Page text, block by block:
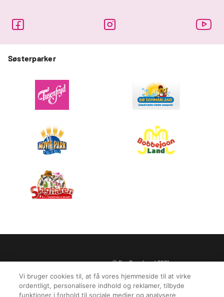
Søsterparker
Privatlivspolitik
Juridiske oplysninger
Cookies
© BonBon-Land 2021
Vi bruger cookies til, at få vores hjemmeside til at virke
ordentligt, personalisere indhold og reklamer, tilbyde
funktioner i forhold til sociale medier og analysere